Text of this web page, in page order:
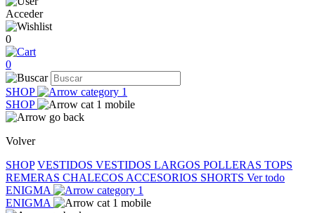
Acceder
0
0
SHOP
SHOP
Volver
SHOP VESTIDOS VESTIDOS LARGOS POLLERAS TOPS
REMERAS CHALECOS ACCESORIOS SHORTS Ver todo
ENIGMA
ENIGMA